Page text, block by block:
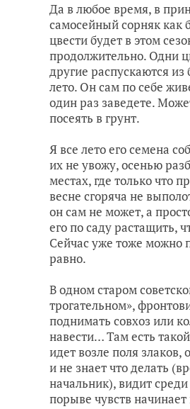
Да в любое время, в
самосейный сорняк как
цвести будет в этом
продолжительно. Одни
другие распускаются из
лето. Он сам по себе
один раз заведете.
посеять в грунт.
Я все лето его семена
их не увожу, осенью
местах, где только что
весне сгоряча не
он сам не может, а
его по саду растащить,
Сейчас уже тоже можно
равно.
В одном старом
трогательном»,
поднимать совхоз или
навести… Там есть
идет возле поля злаков,
и не знает что делать
начальник), видит
порыве чувств